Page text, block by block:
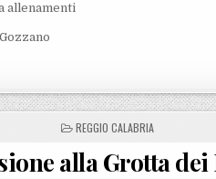
allenamenti
POSTED IN
REGGIO CALABRIA
alla Grotta dei